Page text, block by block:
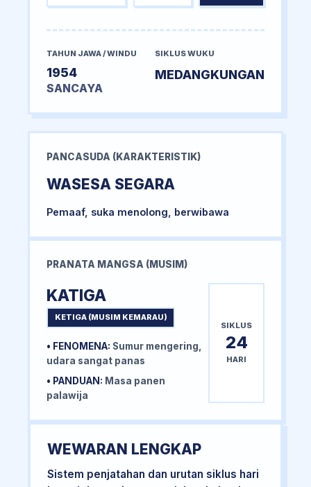
TAHUN JAWA / WINDU
1954
SANCAYA
SIKLUS WUKU
MEDANGKUNGAN
PANCASUDA (KARAKTERISTIK)
WASESA SEGARA
Pemaaf, suka menolong, berwibawa
PRANATA MANGSA (MUSIM)
KATIGA
KETIGA (MUSIM KEMARAU)
• FENOMENA: Sumur mengering,
udara sangat panas
• PANDUAN: Masa panen
palawija
SIKLUS
24
HARI
WEWARAN LENGKAP
Sistem penjatahan dan urutan siklus hari